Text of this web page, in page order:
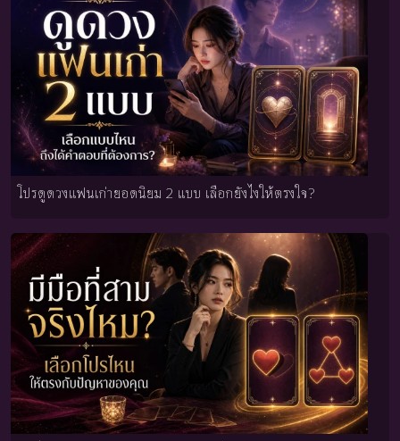
โปรดูดวงแฟนเก่ายอดนิยม 2 แบบ เลือกยังไงให้ตรงใจ?